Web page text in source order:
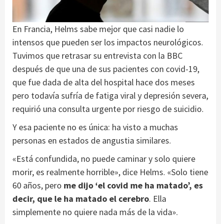
En Francia, Helms sabe mejor que casi nadie lo
intensos que pueden ser los impactos neurológicos.
Tuvimos que retrasar su entrevista con la BBC
después de que una de sus pacientes con covid-19,
que fue dada de alta del hospital hace dos meses
pero todavía sufría de fatiga viral y depresión severa,
requirió una consulta urgente por riesgo de suicidio.
Y esa paciente no es única: ha visto a muchas
personas en estados de angustia similares.
«Está confundida, no puede caminar y solo quiere
morir, es realmente horrible», dice Helms. «Solo tiene
60 años, pero me dijo ‘el covid me ha matado’, es
decir, que le ha matado el cerebro. Ella
simplemente no quiere nada más de la vida».